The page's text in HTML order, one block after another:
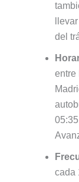
del
entre
cada